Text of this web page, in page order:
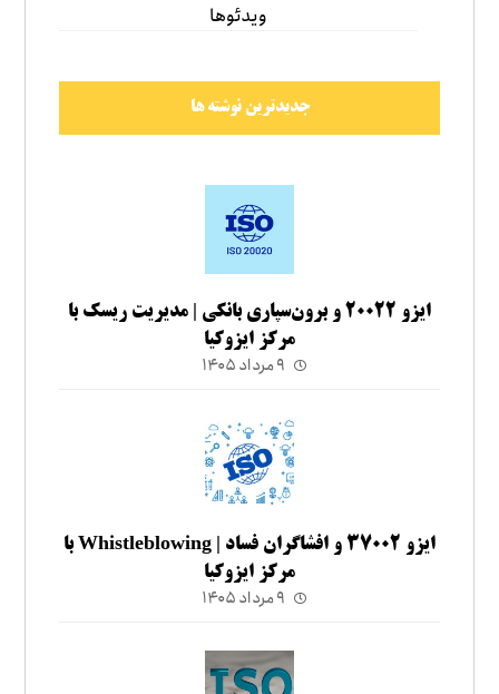
ویدئوها
جدیدترین نوشته ها
ایزو ۲۰۰۲۲ و برون‌سپاری بانکی | مدیریت ریسک با
مرکز ایزوکیا
۹ مرداد ۱۴۰۵
ایزو ۳۷۰۰۲ و افشاگران فساد | Whistleblowing با
مرکز ایزوکیا
۹ مرداد ۱۴۰۵